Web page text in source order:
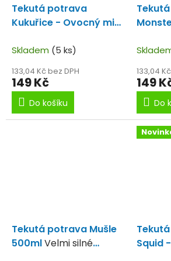
Tekutá potrava
Kukuřice - Ovocný mix
na ovocné boilie a
partiklové směsi
Skladem (5 ks)
133,04 Kč bez DPH
149 Kč
Do košíku
liquid
133,04
149
Do
Tekutá potrava Mušle
500mlVelmi silné
Squid